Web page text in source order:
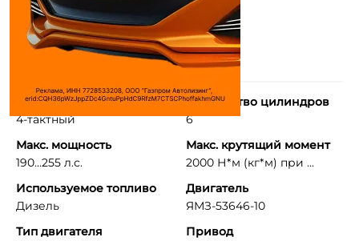
Тип двигателя
4-тактный
Количество цилиндров
6
Макс. мощность
190…255 л.с.
Макс. крутящий момент
2000 Н*м (кг*м) при ...
Используемое топливо
Дизель
Двигатель
ЯМЗ-53646-10
Тип двигателя
Привод